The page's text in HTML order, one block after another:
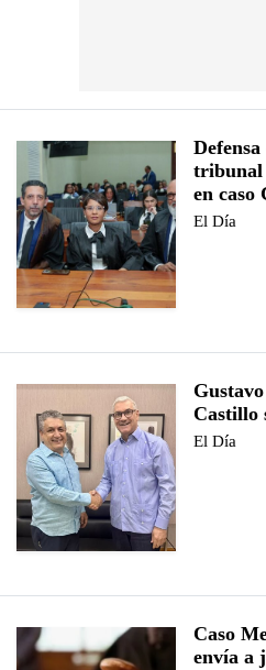
tribunal
en caso
El Día
Castillo
El Día
Caso
envía a